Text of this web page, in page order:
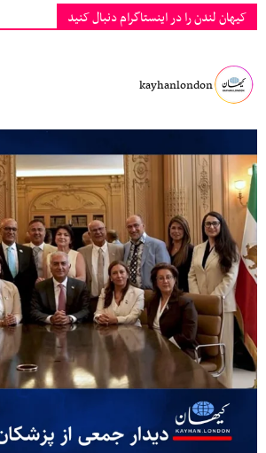
کیهان لندن را در اینستاگرام دنبال کنید
kayhanlondon